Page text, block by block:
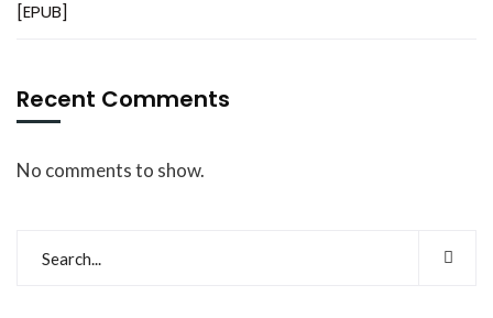
[EPUB]
Recent Comments
No comments to show.